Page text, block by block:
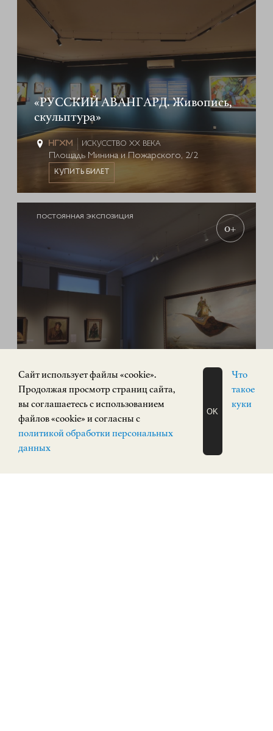
«РУССКИЙ АВАНГАРД. Живопись,
скульптура»
ИСКУССТВО XX ВЕКА
Площадь Минина и Пожарского, 2/2
КУПИТЬ БИЛЕТ
ПОСТОЯННАЯ ЭКСПОЗИЦИЯ
0+
Экспозиция «Русское искусство»
Кремль, корпус 3
ЗАПИСАТЬСЯ
НА ЭКСКУРСИЮ
Cайт использует файлы «cookie».
Продолжая просмотр страниц сайта,
вы соглашаетесь с использованием
файлов «cookie» и согласны с
политикой обработки персональных
данных
OK
Что
такое
куки